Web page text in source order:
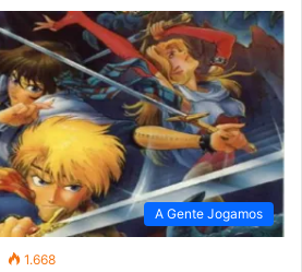
A Gente Jogamos
1.668